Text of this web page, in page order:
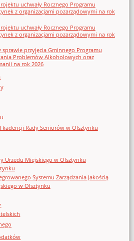
uchwały Rocznego Programu
z organizacjami pozarządowymi na rok
uchwały Rocznego Programu
z organizacjami pozarządowymi na rok
sprawie przyjęcia Gminnego Programu
Problemów Alkoholowych oraz
na rok 2026
Rady Seniorów w Olsztynku
Urzedu Miejskiego w Olsztynku
Systemu Zarządzania Jakością
w Olsztynku